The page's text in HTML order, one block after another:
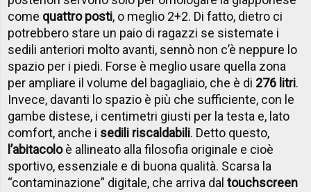
come quattro posti, o meglio 2+2. Di fatto, dietro ci
potrebbero stare un paio di ragazzi se sistemate i
sedili anteriori molto avanti, sennò non c’è neppure lo
spazio per i piedi. Forse è meglio usare quella zona
per ampliare il volume del bagagliaio, che è di 276 litri.
Invece, davanti lo spazio è più che sufficiente, con le
gambe distese, i centimetri giusti per la testa e, lato
comfort, anche i sedili riscaldabili. Detto questo,
l’abitacoloè allineato alla filosofia originale e cioè
sportivo, essenziale e di buona qualità. Scarsa la
“contaminazione” digitale, che arriva daltouchscreen